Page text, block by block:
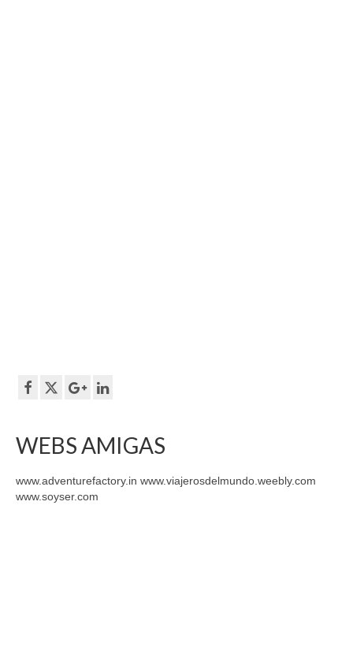
WEBS AMIGAS
www.adventurefactory.in www.viajerosdelmundo.weebly.com
www.soyser.com